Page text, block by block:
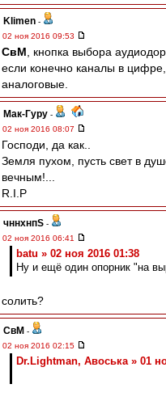
Klimen -
02 ноя 2016 09:53
СвМ , кнопка выбора
если конечно каналы в
аналоговые.
Мак-Гуру -
02 ноя 2016 08:07
Господи, да как..
Земля пухом, пусть свет в
вечным!...
R.I.P
чннхнпS -
02 ноя 2016 06:41
batu » 02 ноя 2016 01:38
Ну и ещё один опорник "на
солить?
СвМ -
02 ноя 2016 02:15
Dr.Lightman, Авоська » 01